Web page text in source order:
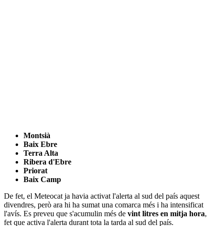
Montsià
Baix Ebre
Terra Alta
Ribera d'Ebre
Priorat
Baix Camp
De fet, el Meteocat ja havia activat l'alerta al sud del país aquest
divendres, però ara hi ha sumat una comarca més i ha intensificat
l'avís. Es preveu que s'acumulin més de vint litres en mitja hora,
fet que activa l'alerta durant tota la tarda al sud del país.